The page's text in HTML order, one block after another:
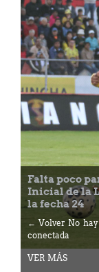
Falta poco
Inicial de la
la fecha 24
← Volver No hay
conectada
VER MÁS